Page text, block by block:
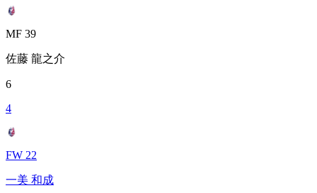
MF 39
佐藤 龍之介
6
4
FW 22
一美 和成